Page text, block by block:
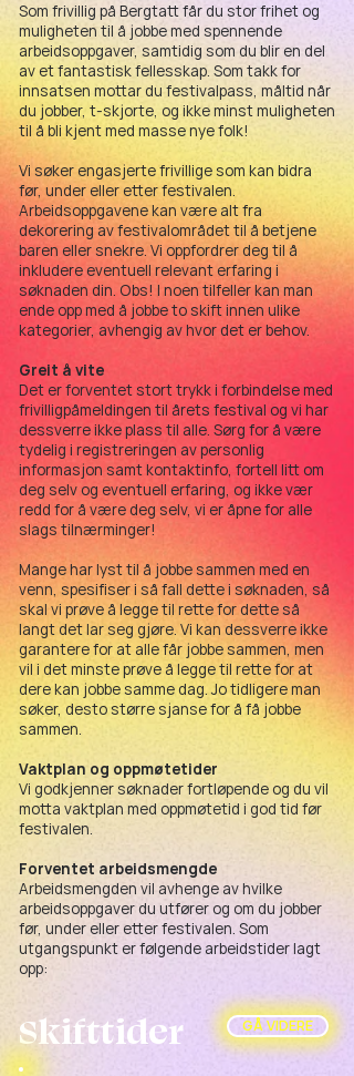
Som frivillig på Bergtatt får du stor frihet og
muligheten til å jobbe med spennende
arbeidsoppgaver, samtidig som du blir en del
av et fantastisk fellesskap. Som takk for
innsatsen mottar du festivalpass, måltid når
du jobber, t-skjorte, og ikke minst muligheten
til å bli kjent med masse nye folk!
Vi søker engasjerte frivillige som kan bidra
før, under eller etter festivalen.
Arbeidsoppgavene kan være alt fra
dekorering av festivalområdet til å betjene
baren eller snekre. Vi oppfordrer deg til å
inkludere eventuell relevant erfaring i
søknaden din. Obs! I noen tilfeller kan man
ende opp med å jobbe to skift innen ulike
kategorier, avhengig av hvor det er behov.
Greit å vite
Det er forventet stort trykk i forbindelse med
frivilligpåmeldingen til årets festival og vi har
dessverre ikke plass til alle. Sørg for å være
tydelig i registreringen av personlig
informasjon samt kontaktinfo, fortell litt om
deg selv og eventuell erfaring, og ikke vær
redd for å være deg selv, vi er åpne for alle
slags tilnærminger!
Mange har lyst til å jobbe sammen med en
venn, spesifiser i så fall dette i søknaden, så
skal vi prøve å legge til rette for dette så
langt det lar seg gjøre. Vi kan dessverre ikke
garantere for at alle får jobbe sammen, men
vil i det minste prøve å legge til rette for at
dere kan jobbe samme dag. Jo tidligere man
søker, desto større sjanse for å få jobbe
sammen.
Vaktplan og oppmøtetider
Vi godkjenner søknader fortløpende og du vil
motta vaktplan med oppmøtetid i god tid før
festivalen.
Forventet arbeidsmengde
Arbeidsmengden vil avhenge av hvilke
arbeidsoppgaver du utfører og om du jobber
før, under eller etter festivalen. Som
utgangspunkt er følgende arbeidstider lagt
opp:
Skifttider GÅ VIDERE